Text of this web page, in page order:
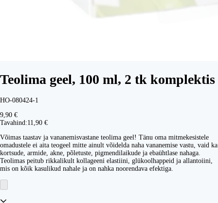
Teolima geel, 100 ml, 2 tk komplektis
HO-080424-1
9,90 €
Tavahind:11,90 €
Võimas taastav ja vananemisvastane teolima geel! Tänu oma mitmekesistele
omadustele ei aita teogeel mitte ainult võidelda naha vananemise vastu, vaid ka
kortsude, armide, akne, põletuste, pigmendilaikude ja ebaühtlase nahaga.
Teolimas peitub rikkalikult kollageeni elastiini, glükoolhappeid ja allantoiini,
mis on kõik kasulikud nahale ja on nahka noorendava efektiga.